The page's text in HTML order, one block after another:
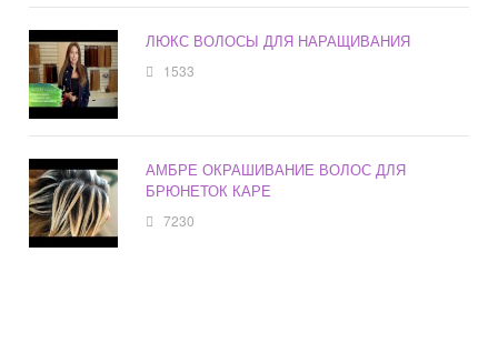
ЛЮКС ВОЛОСЫ ДЛЯ НАРАЩИВАНИЯ
1533
АМБРЕ ОКРАШИВАНИЕ ВОЛОС ДЛЯ
БРЮНЕТОК КАРЕ
7230